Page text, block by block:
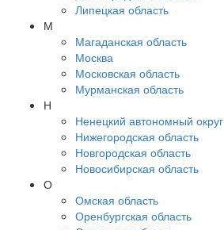
Липецкая область
М
Магаданская область
Москва
Московская область
Мурманская область
Н
Ненецкий автономный округ
Нижегородская область
Новгородская область
Новосибирская область
О
Омская область
Оренбургская область